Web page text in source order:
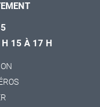
H 15 À 17 H